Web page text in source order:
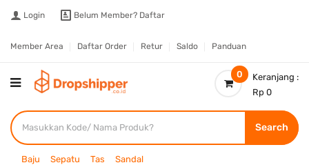
Login Belum Member? Daftar
Member Area Daftar Order Retur Saldo Panduan
0
Keranjang :
Rp 0
Search
Baju Sepatu Tas Sandal